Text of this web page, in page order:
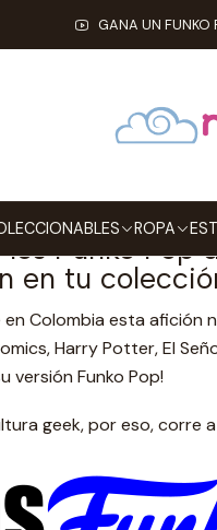
ROPA
GANA UN FUNKO
Todos los Funko
los
Universe
Funko Pop
en tu
Colombia esta
Harry Potter, El
versión Funko Pop!
geek, por eso, corre